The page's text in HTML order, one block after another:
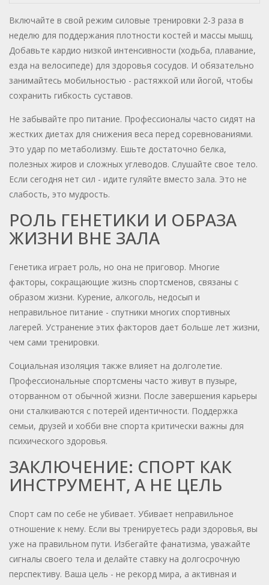
Включайте в свой режим силовые тренировки 2-3 раза в
неделю для поддержания плотности костей и массы мышц.
Добавьте кардио низкой интенсивности (ходьба, плавание,
езда на велосипеде) для здоровья сосудов. И обязательно
занимайтесь мобильностью - растяжкой или йогой, чтобы
сохранить гибкость суставов.
Не забывайте про питание. Профессионалы часто сидят на
жестких диетах для снижения веса перед соревнованиями.
Это удар по метаболизму. Ешьте достаточно белка,
полезных жиров и сложных углеводов. Слушайте свое тело.
Если сегодня нет сил - идите гуляйте вместо зала. Это не
слабость, это мудрость.
РОЛЬ ГЕНЕТИКИ И ОБРАЗА
ЖИЗНИ ВНЕ ЗАЛА
Генетика играет роль, но она не приговор. Многие
факторы, сокращающие жизнь спортсменов, связаны с
образом жизни. Курение, алкоголь, недосып и
неправильное питание - спутники многих спортивных
лагерей. Устранение этих факторов дает больше лет жизни,
чем сами тренировки.
Социальная изоляция также влияет на долголетие.
Профессиональные спортсмены часто живут в пузыре,
оторванном от обычной жизни. После завершения карьеры
они сталкиваются с потерей идентичности. Поддержка
семьи, друзей и хобби вне спорта критически важны для
психического здоровья.
ЗАКЛЮЧЕНИЕ: СПОРТ КАК
ИНСТРУМЕНТ, А НЕ ЦЕЛЬ
Спорт сам по себе не убивает. Убивает неправильное
отношение к нему. Если вы тренируетесь ради здоровья, вы
уже на правильном пути. Избегайте фанатизма, уважайте
сигналы своего тела и делайте ставку на долгосрочную
перспективу. Ваша цель - не рекорд мира, а активная и